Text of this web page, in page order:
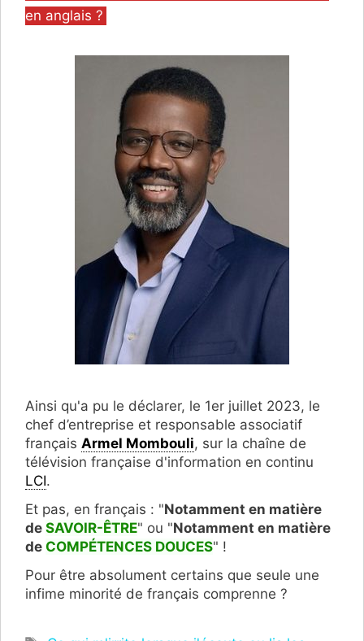
en anglais ?
Ainsi qu'a pu le déclarer, le 1er juillet 2023, le
chef d’entreprise et responsable associatif
français Armel Mombouli, sur la chaîne de
télévision française d'information en continu
LCI.
Et pas, en français : "Notamment en matière
de SAVOIR-ÊTRE" ou "Notamment en matière
de COMPÉTENCES DOUCES" !
Pour être absolument certains que seule une
infime minorité de français comprenne ?